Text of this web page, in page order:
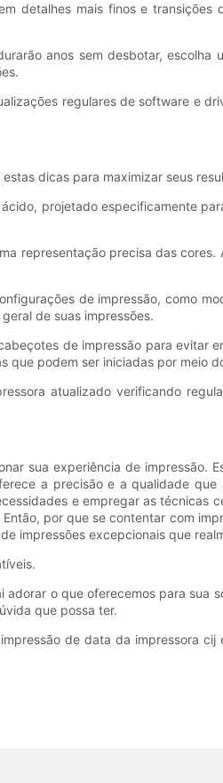
detalhes mais finos e
anos sem desbotar,
regulares de software e
dicas para maximizar seus
projetado especificamente
representação precisa das
de impressão, como
de suas impressões.
de impressão para evitar
podem ser iniciadas por meio
atualizado verificando
sua experiência de
a precisão e a qualidade
e empregar as
por que se contentar com
impressões excepcionais que
o que oferecemos para
que possa ter.
de data da impressora